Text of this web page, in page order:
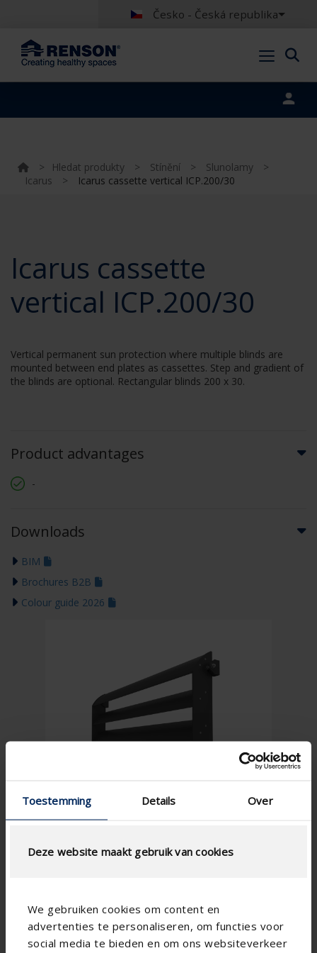
Toestemming Details Over
Deze website maakt gebruik van cookies
We gebruiken cookies om content en
advertenties te personaliseren, om functies voor
social media te bieden en om ons websiteverkeer
Česko - Česká republika
> Hledat produkty > Stínění > Slunolamy
>
Icarus
> Icarus cassette vertical ICP.200/30
Icarus cassette
vertical ICP.200/30
Vertical permanent sun protection where multiple blinds are
mounted between end plates as cassettes. Step and gradient of
the blinds are optional. Rectangular blinds 200 x 30.
Product advantages
-
Downloads
BIM
Brochures B2B
Colour guide 2026